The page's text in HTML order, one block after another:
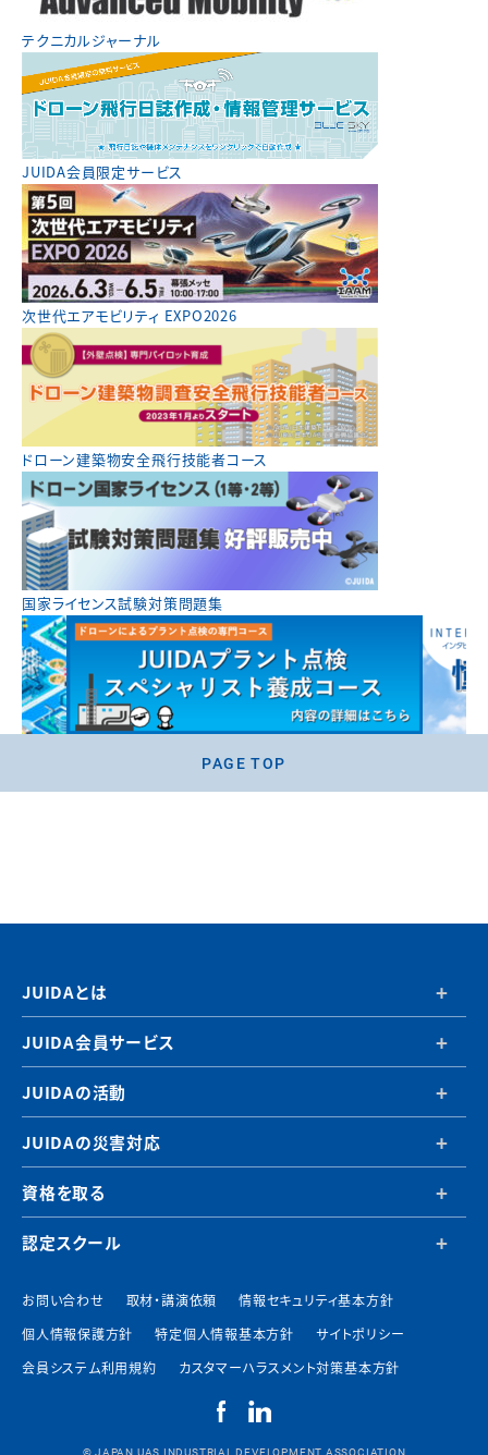
テクニカルジャーナル
JUIDA会員限定サービス
次世代エアモビリティ EXPO2026
ドローン建築物安全飛行技能者コース
国家ライセンス試験対策問題集
PAGE TOP
JUIDAとは
JUIDA会員サービス
JUIDAの活動
JUIDAの災害対応
資格を取る
認定スクール
お問い合わせ 取材・講演依頼
情報セキュリティ基本方針
個人情報保護方針
特定個人情報基本方針
サイトポリシー
会員システム利用規約
カスタマーハラスメント対策基本方針